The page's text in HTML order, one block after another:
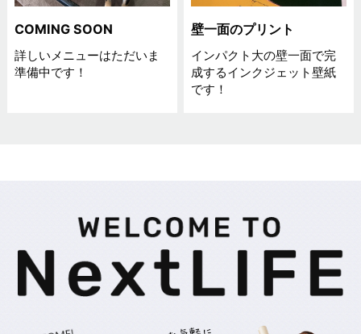
COMING SOON
詳しいメニューはただいま
準備中です！
壁一面のプリント
インパクト大の壁一面で完
成するインクジェット壁紙
です！